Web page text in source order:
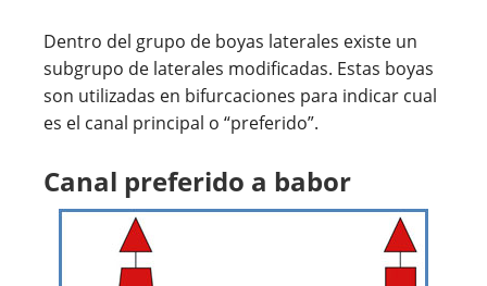
Dentro del grupo de boyas laterales existe un
subgrupo de laterales modificadas. Estas boyas
son utilizadas en bifurcaciones para indicar cual
es el canal principal o “preferido”.
Canal preferido a babor